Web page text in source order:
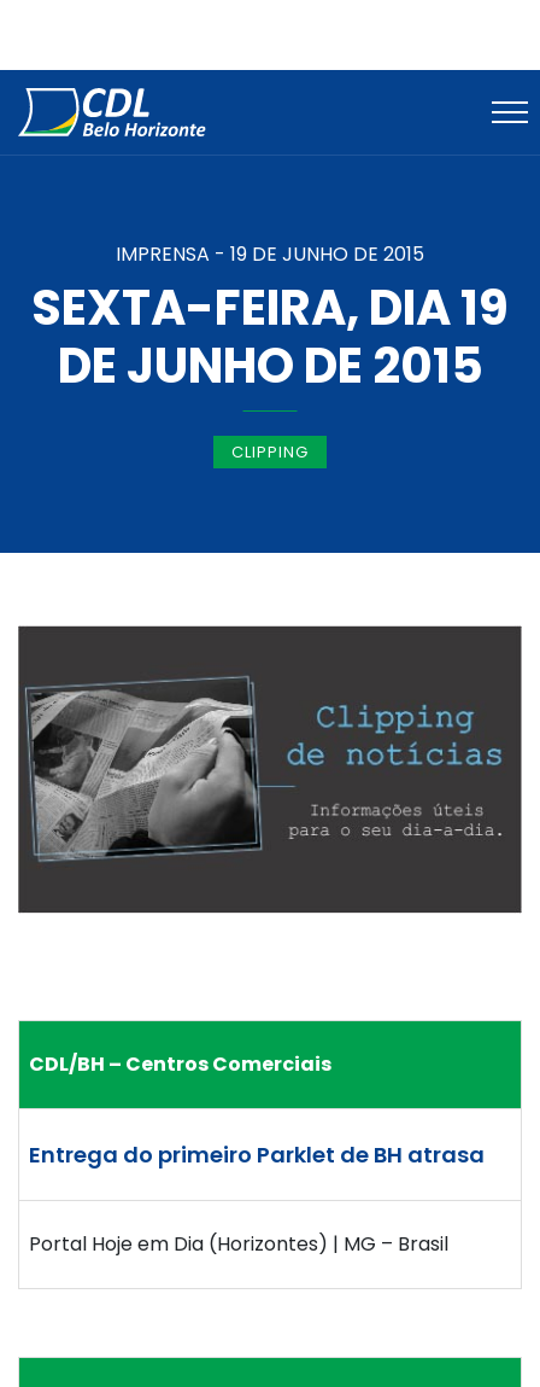
IMPRENSA - 19 DE JUNHO DE 2015
SEXTA-FEIRA, DIA 19
DE JUNHO DE 2015
CLIPPING
CDL/BH – Centros Comerciais
Entrega do primeiro Parklet de BH atrasa
Portal Hoje em Dia (Horizontes) | MG – Brasil